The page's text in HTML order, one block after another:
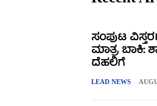
ಸಂಪುಟ
ಮಾತ್ರ ಬಾಕಿ:
ದೆಹಲಿಗೆ
LEAD NEWS